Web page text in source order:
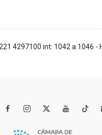
4297100 int: 1042 a 1046 -
 